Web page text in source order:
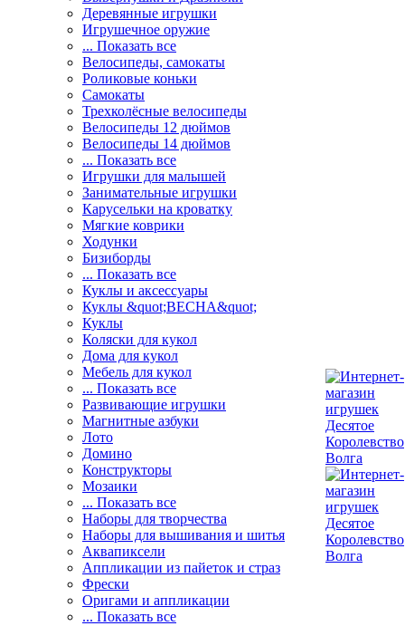
Деревянные игрушки
Игрушечное оружие
... Показать все
Велосипеды, самокаты
Роликовые коньки
Самокаты
Трехколёсные велосипеды
Велосипеды 12 дюймов
Велосипеды 14 дюймов
... Показать все
Игрушки для малышей
Занимательные игрушки
Карусельки на кроватку
Мягкие коврики
Ходунки
Бизиборды
... Показать все
Куклы и аксессуары
Куклы &quot;ВЕСНА&quot;
Куклы
Коляски для кукол
Дома для кукол
Мебель для кукол
... Показать все
Развивающие игрушки
Магнитные азбуки
Лото
Домино
Конструкторы
Мозаики
... Показать все
Наборы для творчества
Наборы для вышивания и шитья
Аквапиксели
Аппликации из пайеток и страз
Фрески
Оригами и аппликации
... Показать все